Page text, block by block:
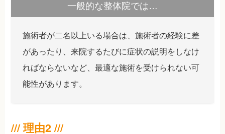
一般的な整体院では…
施術者が二名以上いる場合は、施術者の経験に差
があったり、来院するたびに症状の説明をしなけ
ればならないなど、最適な施術を受けられない可
能性があります。